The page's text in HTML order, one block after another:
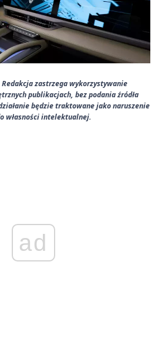
zastrzega wykorzystywanie
publikacjach, bez podania źródła
będzie traktowane jako naruszenie
własności intelektualnej.
ad